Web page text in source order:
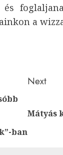
a
Previous
ban
Next
Next
Mátyás